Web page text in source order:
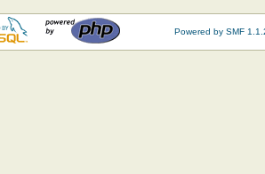
Powered by SMF